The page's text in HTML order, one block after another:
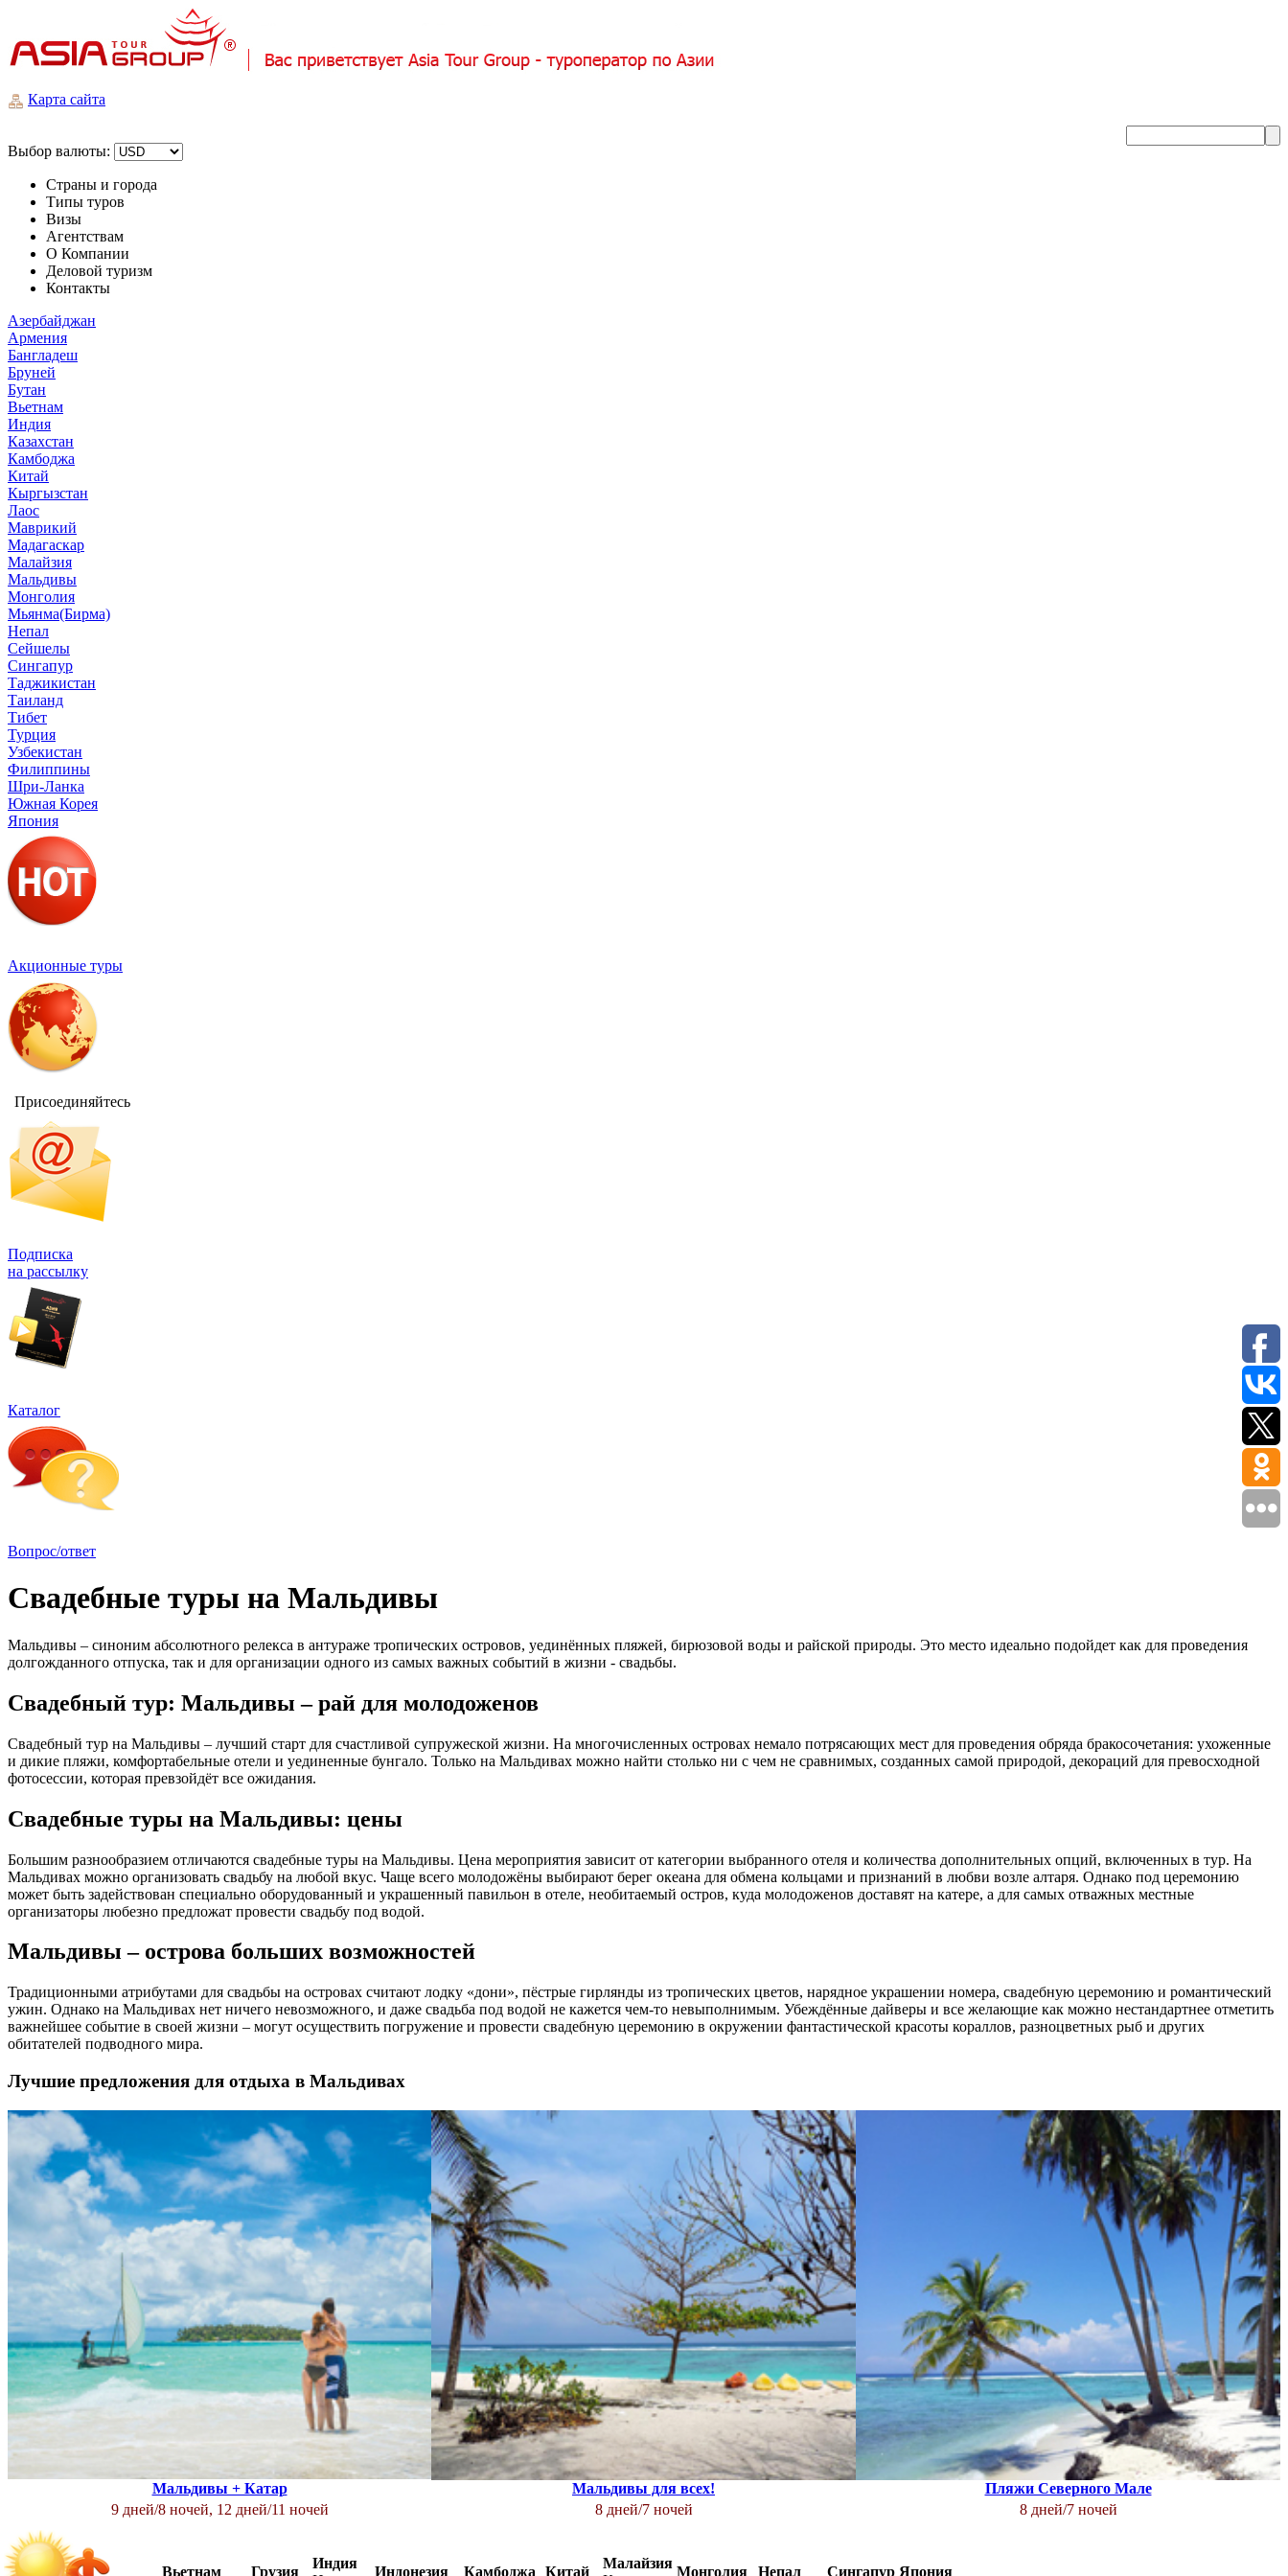
Карта сайта
Выбор валюты:
Страны и города
Типы туров
Визы
Агентствам
О Компании
Деловой туризм
Контакты
Азербайджан
Армения
Бангладеш
Бруней
Бутан
Вьетнам
Индия
Казахстан
Камбоджа
Китай
Кыргызстан
Лаос
Маврикий
Мадагаскар
Малайзия
Мальдивы
Монголия
Мьянма(Бирма)
Непал
Сейшелы
Сингапур
Таджикистан
Таиланд
Тибет
Турция
Узбекистан
Филиппины
Шри-Ланка
Южная Корея
Япония
Акционные туры
Присоединяйтесь
Подписка
на рассылку
Каталог
Вопрос/ответ
Свадебные туры на Мальдивы
Мальдивы – синоним абсолютного релекса в антураже тропических островов, уединённых пляжей, бирюзовой воды и райской природы. Это место идеально подойдет как для проведения
долгожданного отпуска, так и для организации одного из самых важных событий в жизни - свадьбы.
Свадебный тур: Мальдивы – рай для молодоженов
Свадебный тур на Мальдивы – лучший старт для счастливой супружеской жизни. На многочисленных островах немало потрясающих мест для проведения обряда бракосочетания: ухоженные
и дикие пляжи, комфортабельные отели и уединенные бунгало. Только на Мальдивах можно найти столько ни с чем не сравнимых, созданных самой природой, декораций для превосходной
фотосессии, которая превзойдёт все ожидания.
Свадебные туры на Мальдивы: цены
Большим разнообразием отличаются свадебные туры на Мальдивы. Цена мероприятия зависит от категории выбранного отеля и количества дополнительных опций, включенных в тур. На
Мальдивах можно организовать свадьбу на любой вкус. Чаще всего молодожёны выбирают берег океана для обмена кольцами и признаний в любви возле алтаря. Однако под церемонию
может быть задействован специально оборудованный и украшенный павильон в отеле, необитаемый остров, куда молодоженов доставят на катере, а для самых отважных местные
организаторы любезно предложат провести свадьбу под водой.
Мальдивы – острова больших возможностей
Традиционными атрибутами для свадьбы на островах считают лодку «дони», пёстрые гирлянды из тропических цветов, нарядное украшении номера, свадебную церемонию и романтический
ужин. Однако на Мальдивах нет ничего невозможного, и даже свадьба под водой не кажется чем-то невыполнимым. Убеждённые дайверы и все желающие как можно нестандартнее отметить
важнейшее событие в своей жизни – могут осуществить погружение и провести свадебную церемонию в окружении фантастической красоты кораллов, разноцветных рыб и других
обитателей подводного мира.
Лучшие предложения для отдыха в Мальдивах
Мальдивы + Катар
9 дней/8 ночей, 12 дней/11 ночей
Мальдивы для всех!
8 дней/7 ночей
Пляжи Северного Мале
8 дней/7 ночей
Вьетнам Грузия
Индия
Индонезия Камбоджа Китай
Малайзия
Монголия Непал Сингапур Япония